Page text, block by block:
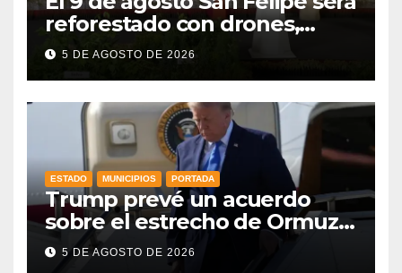
reforestado con drones,
como parte de la Jornada
Nacional a la que se suma
5 DE AGOSTO DE 2026
ESTADO MUNICIPIOS PORTADA
Trump prevé un acuerdo
sobre el estrecho de Ormuz
esta misma semana
5 DE AGOSTO DE 2026